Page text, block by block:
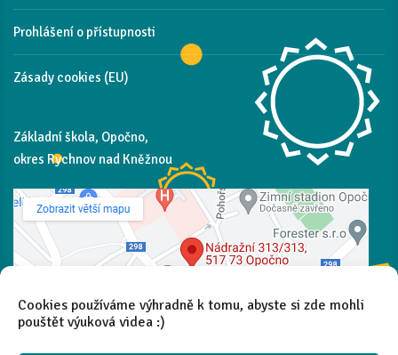
Cookies používáme výhradně k tomu, abyste si zde mohli
pouštět výuková videa :)
Prohlášení o přístupnosti
Zásady cookies (EU)
Základní škola, Opočno,
okres Rychnov nad Kněžnou